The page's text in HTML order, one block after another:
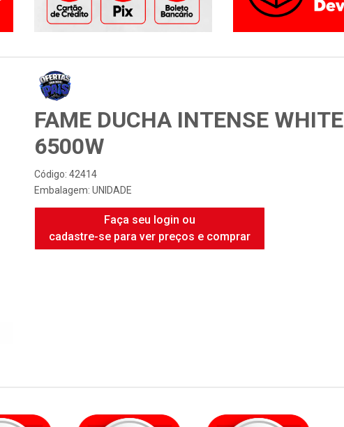
FAME DUCHA INTENSE WHITE
6500W
Código: 42414
Embalagem: UNIDADE
Faça seu login ou
cadastre-se para ver preços e comprar